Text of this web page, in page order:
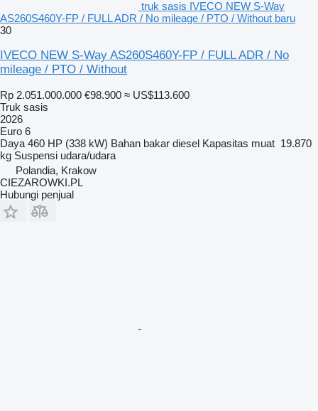
truk sasis IVECO NEW S-Way
AS260S460Y-FP / FULL ADR / No mileage / PTO / Without baru
30
IVECO NEW S-Way AS260S460Y-FP / FULL ADR / No
mileage / PTO / Without
Rp 2.051.000.000 €98.900 ≈ US$113.600
Truk sasis
2026
Euro 6
Daya 460 HP (338 kW) Bahan bakar diesel Kapasitas muat 19.870
kg Suspensi udara/udara
Polandia, Krakow
CIEZAROWKI.PL
Hubungi penjual